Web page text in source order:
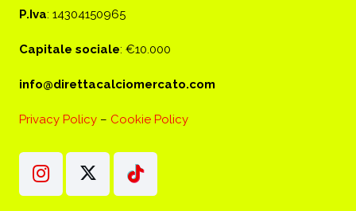
P.Iva: 14304150965
Capitale sociale: €10.000
info@direttacalciomercato.com
Privacy Policy – Cookie Policy